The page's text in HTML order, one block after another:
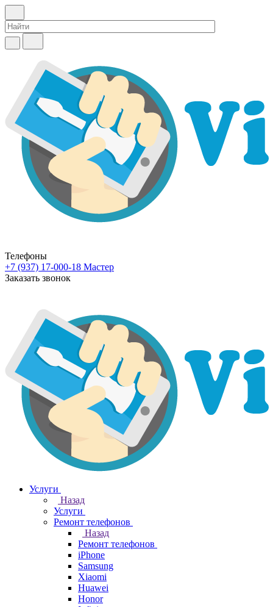
Телефоны
+7 (937) 17-000-18 Мастер
Заказать звонок
Услуги
Назад
Услуги
Ремонт телефонов
Назад
Ремонт телефонов
iPhone
Samsung
Xiaomi
Huawei
Honor